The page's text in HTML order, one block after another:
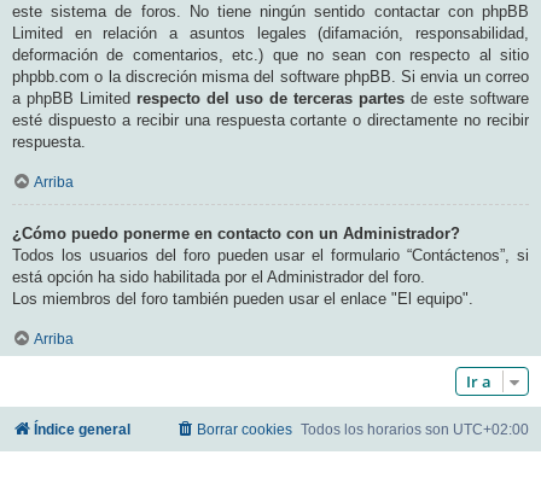
este sistema de foros. No tiene ningún sentido contactar con phpBB
Limited en relación a asuntos legales (difamación, responsabilidad,
deformación de comentarios, etc.) que no sean con respecto al sitio
phpbb.com o la discreción misma del software phpBB. Si envia un correo
a phpBB Limited respecto del uso de terceras partes de este software
esté dispuesto a recibir una respuesta cortante o directamente no recibir
respuesta.
Arriba
¿Cómo puedo ponerme en contacto con un Administrador?
Todos los usuarios del foro pueden usar el formulario “Contáctenos”, si
está opción ha sido habilitada por el Administrador del foro.
Los miembros del foro también pueden usar el enlace "El equipo".
Arriba
Ir a
Índice general Todos los horarios son UTC+02:00
Borrar cookies